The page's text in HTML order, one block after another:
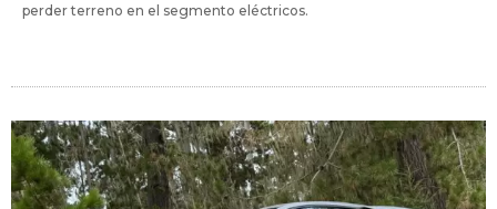
perder terreno en el segmento eléctricos.